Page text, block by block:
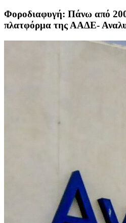
Φοροδιαφυγή: Πάνω από
πλατφόρμα της ΑΑΔΕ-